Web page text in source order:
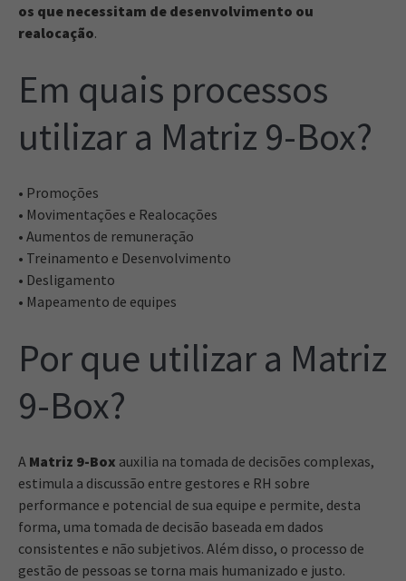
os que necessitam de desenvolvimento ou
realocação.
Em quais processos
utilizar a Matriz 9-Box?
• Promoções
• Movimentações e Realocações
• Aumentos de remuneração
• Treinamento e Desenvolvimento
• Desligamento
• Mapeamento de equipes
Por que utilizar a Matriz
9-Box?
A Matriz 9-Box auxilia na tomada de decisões complexas,
estimula a discussão entre gestores e RH sobre
performance e potencial de sua equipe e permite, desta
forma, uma tomada de decisão baseada em dados
consistentes e não subjetivos. Além disso, o processo de
gestão de pessoas se torna mais humanizado e justo.